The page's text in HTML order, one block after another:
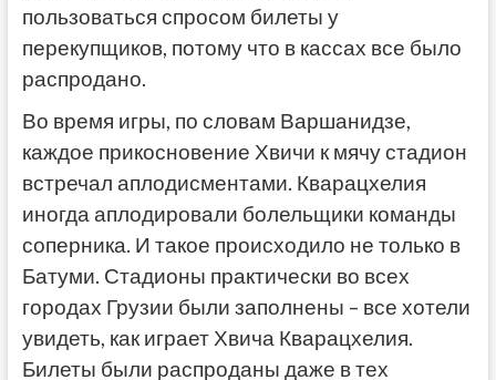
пользоваться спросом билеты у
перекупщиков, потому что в кассах все было
распродано.
Во время игры, по словам Варшанидзе,
каждое прикосновение Хвичи к мячу стадион
встречал аплодисментами. Кварацхелия
иногда аплодировали болельщики команды
соперника. И такое происходило не только в
Батуми. Стадионы практически во всех
городах Грузии были заполнены – все хотели
увидеть, как играет Хвича Кварацхелия.
Билеты были распроданы даже в тех